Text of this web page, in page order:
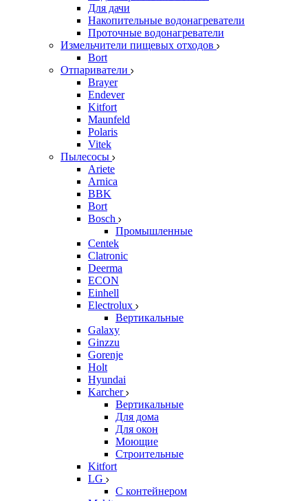
Для дачи
Накопительные водонагреватели
Проточные водонагреватели
Измельчители пищевых отходов
Bort
Отпариватели
Brayer
Endever
Kitfort
Maunfeld
Polaris
Vitek
Пылесосы
Ariete
Arnica
BBK
Bort
Bosch
Промышленные
Centek
Clatronic
Deerma
ECON
Einhell
Electrolux
Вертикальные
Galaxy
Ginzzu
Gorenje
Holt
Hyundai
Karcher
Вертикальные
Для дома
Для окон
Моющие
Строительные
Kitfort
LG
С контейнером